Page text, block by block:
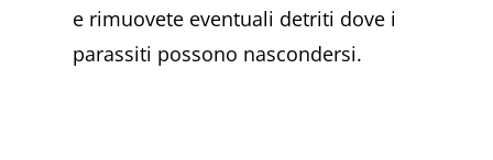
e rimuovete eventuali detriti dove i
parassiti possono nascondersi.